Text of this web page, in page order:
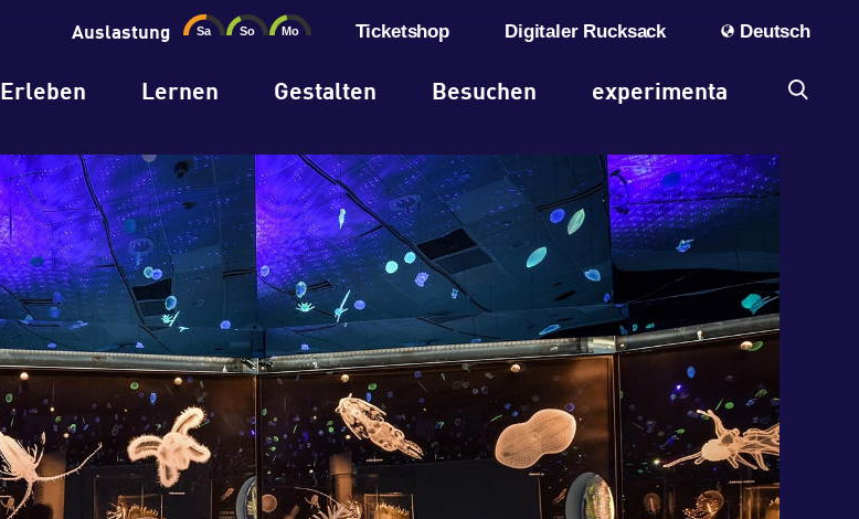
Auslastung Ticketshop Digitaler Rucksack Deutsch
Erleben Lernen Gestalten Besuchen experimenta